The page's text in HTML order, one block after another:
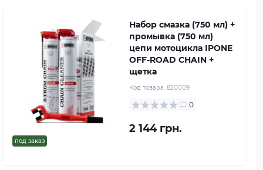
под заказ
Набор смазка (750 мл) +
промывка (750 мл)
цепи мотоцикла IPONE
OFF-ROAD CHAIN +
щетка
Код товара: 820009
0
2 144 грн.